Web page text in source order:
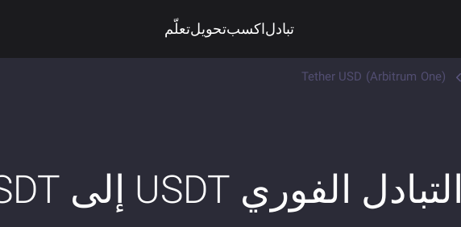
تبادلاكسبتحويلتعلّم
Tether USD (Arbitrum One)
التبادل الفوري USDT إلى USDT